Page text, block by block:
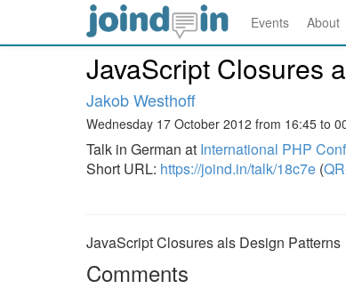
Events About
JavaScript Closures
Jakob Westhoff
Wednesday 17 October 2012 from 16:45 to
Talk in German at International PHP
Short URL: https://joind.in/talk/18c7e (
JavaScript Closures als Design Patterns
Comments